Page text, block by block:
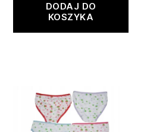
DODAJ DO
KOSZYKA